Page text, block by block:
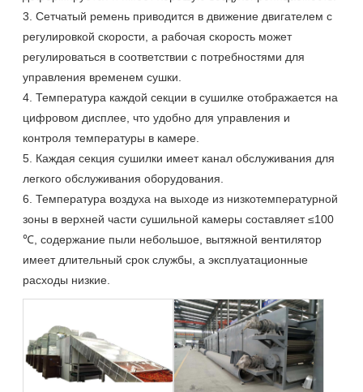
3. Сетчатый ремень приводится в движение двигателем с
регулировкой скорости, а рабочая скорость может
регулироваться в соответствии с потребностями для
управления временем сушки.
4. Температура каждой секции в сушилке отображается на
цифровом дисплее, что удобно для управления и
контроля температуры в камере.
5. Каждая секция сушилки имеет канал обслуживания для
легкого обслуживания оборудования.
6. Температура воздуха на выходе из низкотемпературной
зоны в верхней части сушильной камеры составляет ≤100
℃, содержание пыли небольшое, вытяжной вентилятор
имеет длительный срок службы, а эксплуатационные
расходы низкие.